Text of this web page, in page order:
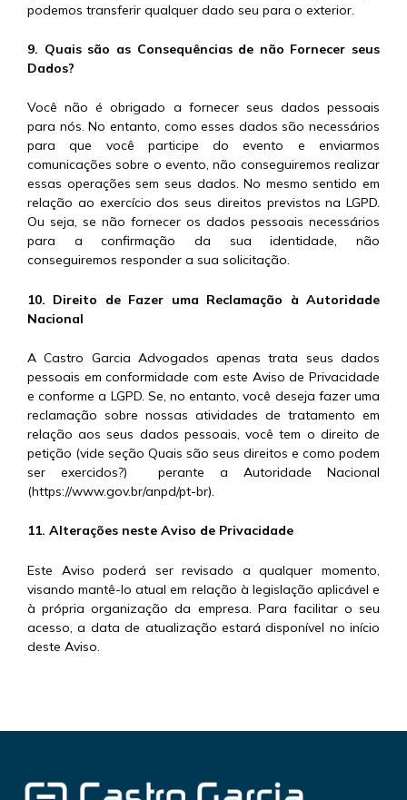
podemos transferir qualquer dado seu para o exterior.
9. Quais são as Consequências de não Fornecer seus
Dados?
Você não é obrigado a fornecer seus dados pessoais
para nós. No entanto, como esses dados são necessários
para que você participe do evento e enviarmos
comunicações sobre o evento, não conseguiremos realizar
essas operações sem seus dados. No mesmo sentido em
relação ao exercício dos seus direitos previstos na LGPD.
Ou seja, se não fornecer os dados pessoais necessários
para a confirmação da sua identidade, não
conseguiremos responder a sua solicitação.
10. Direito de Fazer uma Reclamação à Autoridade
Nacional
A Castro Garcia Advogados apenas trata seus dados
pessoais em conformidade com este Aviso de Privacidade
e conforme a LGPD. Se, no entanto, você deseja fazer uma
reclamação sobre nossas atividades de tratamento em
relação aos seus dados pessoais, você tem o direito de
petição (vide seção Quais são seus direitos e como podem
ser exercidos?) perante a Autoridade Nacional
(https://www.gov.br/anpd/pt-br).
11. Alterações neste Aviso de Privacidade
Este Aviso poderá ser revisado a qualquer momento,
visando mantê-lo atual em relação à legislação aplicável e
à própria organização da empresa. Para facilitar o seu
acesso, a data de atualização estará disponível no início
deste Aviso.